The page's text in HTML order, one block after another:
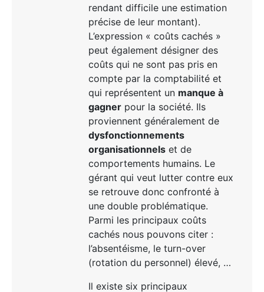
rendant difficile une estimation
précise de leur montant).
L’expression « coûts cachés »
peut également désigner des
coûts qui ne sont pas pris en
compte par la comptabilité et
qui représentent un manque à
gagner pour la société. Ils
proviennent généralement de
dysfonctionnements
organisationnels et de
comportements humains. Le
gérant qui veut lutter contre eux
se retrouve donc confronté à
une double problématique.
Parmi les principaux coûts
cachés nous pouvons citer :
l’absentéisme, le turn-over
(rotation du personnel) élevé, …
Il existe six principaux